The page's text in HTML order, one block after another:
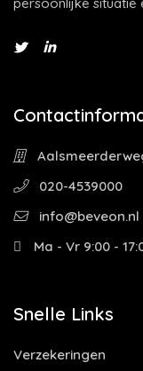
020-4539000
info@beveon.nl
Ma - Vr 9:00 -
Snelle Links
Verzekeringen